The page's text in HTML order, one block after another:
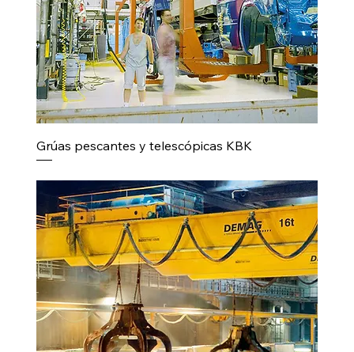
Grúas pescantes y telescópicas KBK